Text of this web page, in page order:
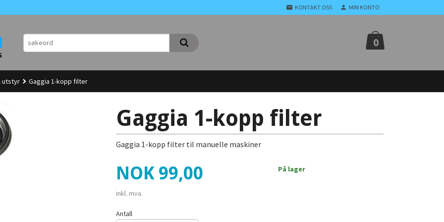
KONTAKT OSS MIN KONTO
0
utstyr Gaggia 1-kopp filter
Gaggia 1-kopp filter
Gaggia 1-kopp filter til manuelle maskiner
Pris
NOK 99,00
inkl. mva.
På lager
Antall